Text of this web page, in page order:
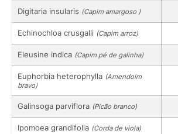
Digitaria insularis (Capim amargoso )
Echinochloa crusgalli (Capim arroz)
Eleusine indica (Capim pé de galinha)
Euphorbia heterophylla (Amendoim
bravo)
Galinsoga parviflora (Picão branco)
Ipomoea grandifolia (Corda de viola)